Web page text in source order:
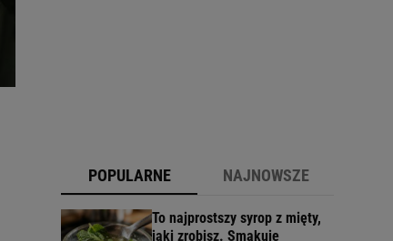
POPULARNE NAJNOWSZE
To najprostszy syrop z mięty,
jaki zrobisz. Smakuje